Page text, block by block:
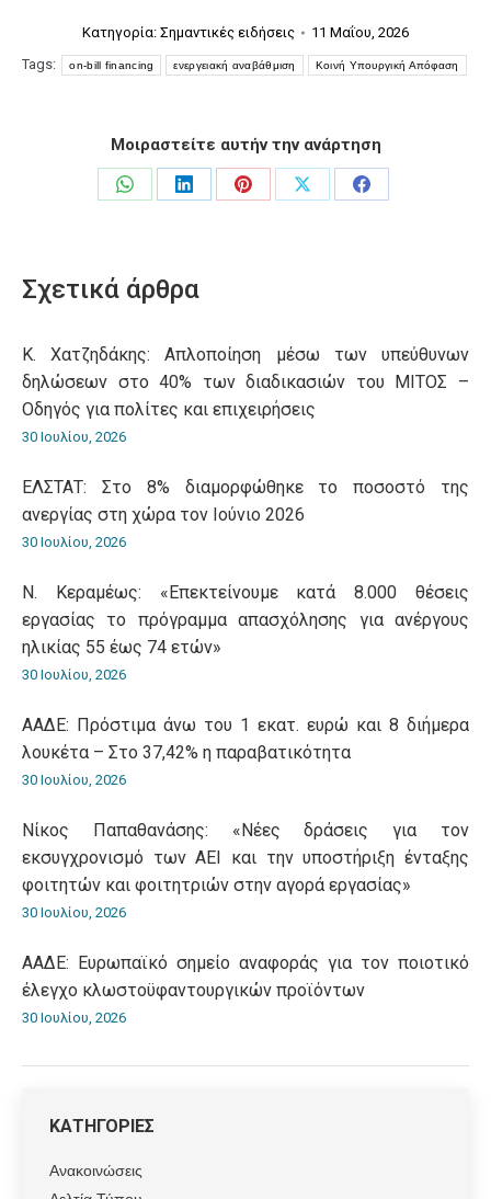
Κατηγορία: Σημαντικές ειδήσεις
11 Μαΐου, 2026
Tags:
on-bill financing ενεργειακή αναβάθμιση Κοινή Υπουργική Απόφαση
Μοιραστείτε αυτήν την ανάρτηση
Share
Share
Share
Share
Share
Σχετικά άρθρα
Κ. Χατζηδάκης: Aπλοποίηση μέσω των υπεύθυνων
δηλώσεων στο 40% των διαδικασιών του ΜΙΤΟΣ –
Οδηγός για πολίτες και επιχειρήσεις
30 Ιουλίου, 2026
ΕΛΣΤΑΤ: Στο 8% διαμορφώθηκε το ποσοστό της
ανεργίας στη χώρα τον Ιούνιο 2026
30 Ιουλίου, 2026
Ν. Κεραμέως: «Επεκτείνουμε κατά 8.000 θέσεις
εργασίας το πρόγραμμα απασχόλησης για ανέργους
ηλικίας 55 έως 74 ετών»
30 Ιουλίου, 2026
ΑΑΔΕ: Πρόστιμα άνω του 1 εκατ. ευρώ και 8 διήμερα
λουκέτα – Στο 37,42% η παραβατικότητα
30 Ιουλίου, 2026
Νίκος Παπαθανάσης: «Νέες δράσεις για τον
εκσυγχρονισμό των ΑΕΙ και την υποστήριξη ένταξης
φοιτητών και φοιτητριών στην αγορά εργασίας»
30 Ιουλίου, 2026
ΑΑΔΕ: Ευρωπαϊκό σημείο αναφοράς για τον ποιοτικό
έλεγχο κλωστοϋφαντουργικών προϊόντων
30 Ιουλίου, 2026
ΚΑΤΗΓΟΡΙΕΣ
Ανακοινώσεις